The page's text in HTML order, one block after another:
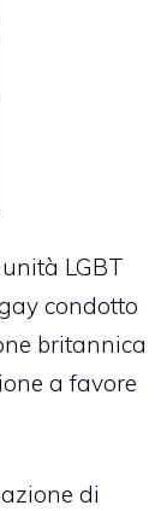
LGBT
condotto
britannica
a favore
di